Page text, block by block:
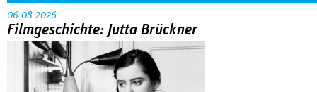
06.08.2026
Filmgeschichte: Jutta Brückner